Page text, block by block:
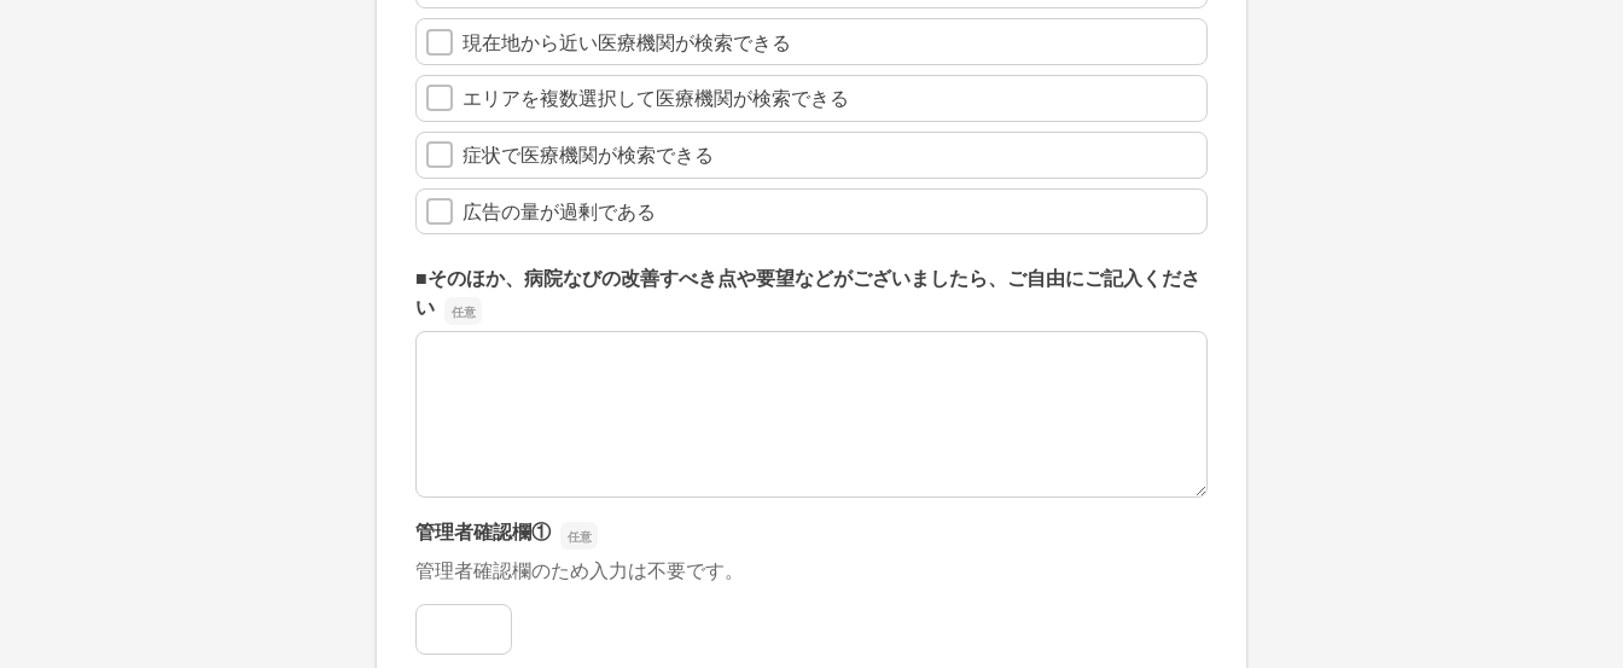
現在地から近い医療機関が検索できる
エリアを複数選択して医療機関が検索できる
症状で医療機関が検索できる
広告の量が過剰である
■そのほか、病院なびの改善すべき点や要望などがございましたら、ご自由にご記入くださ
い
■そのほか、病院なびの改善すべき点や要望などがございましたら、ご自由にご記入ください
管理者確認欄①
管理者確認欄のため入力は不要です。
管理者確認欄①